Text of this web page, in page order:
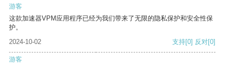
游客
这款加速器VPM应用程序已经为我们带来了无限的隐私保护和安全性保
护。
2024-10-02
支持[0] 反对[0]
游客